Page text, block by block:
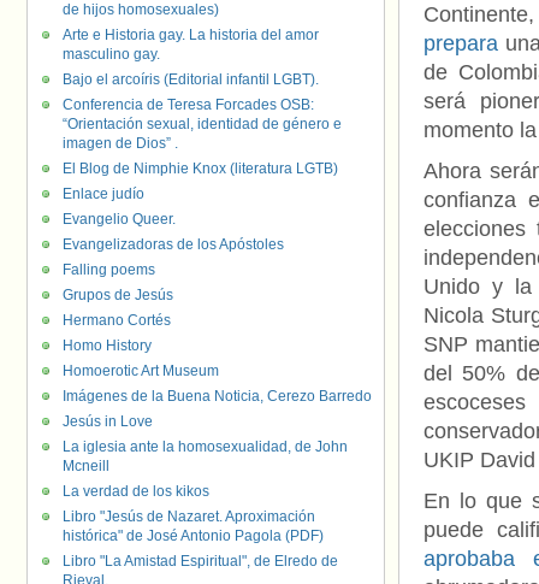
prepara
de
será
momento
Ahora
confianza
Unido y la
Nicola
SNP
del 50%
escoceses
UKIP
En lo que
puede
aprobaba
de hijos homosexuales)
Arte e Historia gay. La historia del amor
masculino gay.
Bajo el arcoíris (Editorial infantil LGBT).
Conferencia de Teresa Forcades OSB:
“Orientación sexual, identidad de género e
imagen de Dios” .
El Blog de Nimphie Knox (literatura LGTB)
Enlace judío
Evangelio Queer.
Evangelizadoras de los Apóstoles
Falling poems
Grupos de Jesús
Hermano Cortés
Homo History
Homoerotic Art Museum
Imágenes de la Buena Noticia, Cerezo Barredo
Jesús in Love
La iglesia ante la homosexualidad, de John
Mcneill
La verdad de los kikos
Libro "Jesús de Nazaret. Aproximación
histórica" de José Antonio Pagola (PDF)
Libro "La Amistad Espiritual", de Elredo de
Rieval.